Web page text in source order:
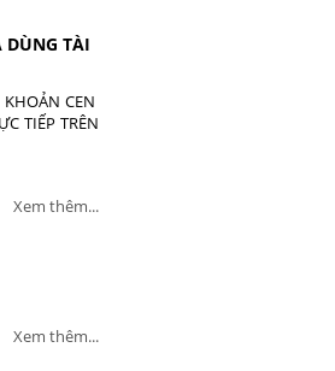
DÙNG TÀI
CEN
TIẾP TRÊN
Xem thêm...
Xem thêm...